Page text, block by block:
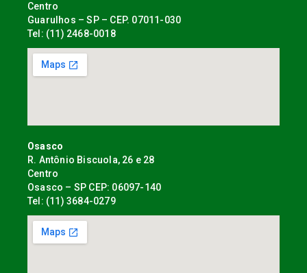
Centro
Guarulhos – SP – CEP. 07011-030
Tel: (11) 2468-0018
Osasco
R. Antônio Biscuola, 26 e 28
Centro
Osasco – SP CEP: 06097-140
Tel: (11) 3684-0279